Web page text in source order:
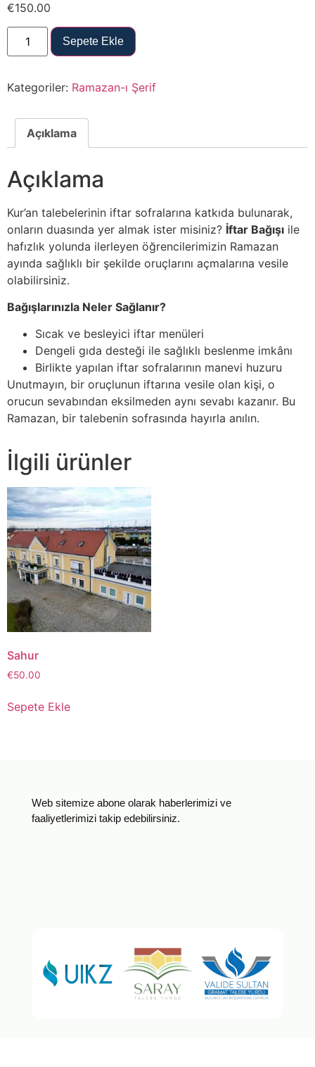
€150.00
Sepete Ekle
Kategoriler: Ramazan-ı Şerif
Açıklama
Açıklama
Kur’an talebelerinin iftar sofralarına katkıda bulunarak,
onların duasında yer almak ister misiniz? İftar Bağışı ile
hafızlık yolunda ilerleyen öğrencilerimizin Ramazan
ayında sağlıklı bir şekilde oruçlarını açmalarına vesile
olabilirsiniz.
Bağışlarınızla Neler Sağlanır?
Sıcak ve besleyici iftar menüleri
Dengeli gıda desteği ile sağlıklı beslenme imkânı
Birlikte yapılan iftar sofralarının manevi huzuru
Unutmayın, bir oruçlunun iftarına vesile olan kişi, o
orucun sevabından eksilmeden aynı sevabı kazanır. Bu
Ramazan, bir talebenin sofrasında hayırla anılın.
İlgili ürünler
Sahur
€50.00
Sepete Ekle
Web sitemize abone olarak haberlerimizi ve
faaliyetlerimizi takip edebilirsiniz.